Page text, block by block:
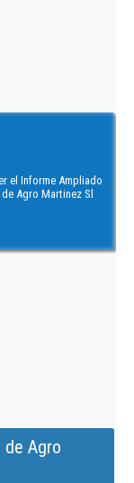
el Informe Ampliado
de Agro Martinez Sl
Agro